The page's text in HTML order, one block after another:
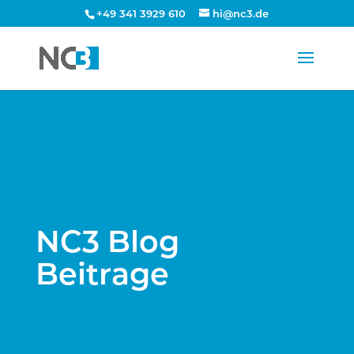
+49 341 3929 610 hi@nc3.de
NC3 Blog
Beitrage